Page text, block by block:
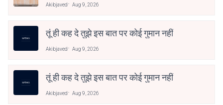
Akibjaved Aug 9, 2026
तूं ही कह दे तुझे इस बात पर कोई गुमान नहीं
Akibjaved Aug 9, 2026
तूं ही कह दे तुझे इस बात पर कोई गुमान नहीं
Akibjaved Aug 9, 2026